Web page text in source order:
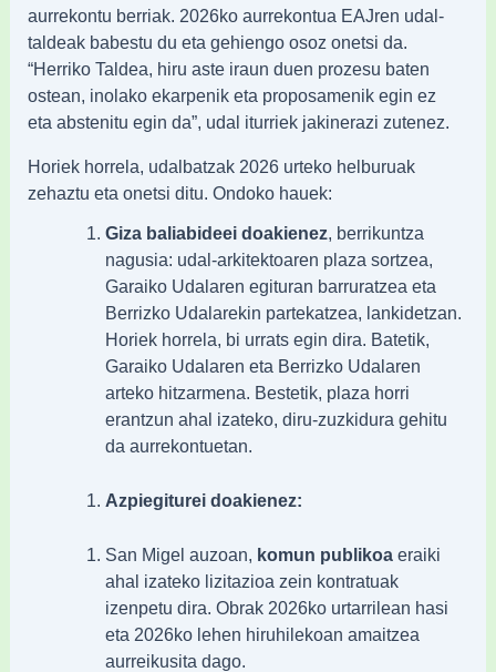
aurrekontu berriak. 2026ko aurrekontua EAJren udal-
taldeak babestu du eta gehiengo osoz onetsi da.
“Herriko Taldea, hiru aste iraun duen prozesu baten
ostean, inolako ekarpenik eta proposamenik egin ez
eta abstenitu egin da”, udal iturriek jakinerazi zutenez.
Horiek horrela, udalbatzak 2026 urteko helburuak
zehaztu eta onetsi ditu. Ondoko hauek:
Giza baliabideei doakienez, berrikuntza
nagusia: udal-arkitektoaren plaza sortzea,
Garaiko Udalaren egituran barruratzea eta
Berrizko Udalarekin partekatzea, lankidetzan.
Horiek horrela, bi urrats egin dira. Batetik,
Garaiko Udalaren eta Berrizko Udalaren
arteko hitzarmena. Bestetik, plaza horri
erantzun ahal izateko, diru-zuzkidura gehitu
da aurrekontuetan.
Azpiegiturei doakienez:
San Migel auzoan, komun publikoa eraiki
ahal izateko lizitazioa zein kontratuak
izenpetu dira. Obrak 2026ko urtarrilean hasi
eta 2026ko lehen hiruhilekoan amaitzea
aurreikusita dago.